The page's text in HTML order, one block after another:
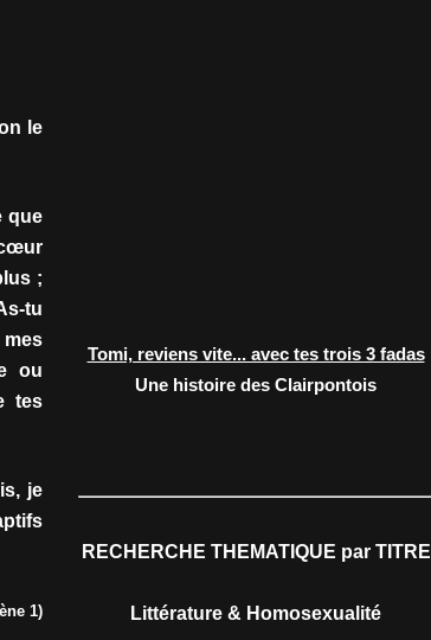
le
que
;
tu
ou
tes
je
1)
Tomi, reviens vite... avec tes trois 3 fadas
Une histoire des Clairpontois
RECHERCHE THEMATIQUE par TITRE
Littérature & Homosexualité